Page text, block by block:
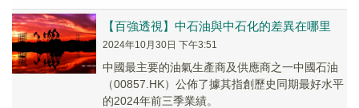
【百強透視】中石油與中石化的差異在哪里
2024年10月30日 下午3:51
中國最主要的油氣生產商及供應商之一中國石油
（00857.HK）公佈了據其指創歷史同期最好水平
的2024年前三季業績。